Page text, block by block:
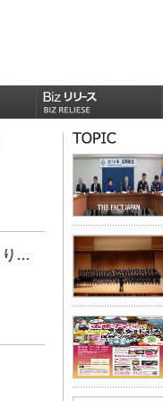
実力派俳優の豪華競演！「神との約束」TSUTAYA先行で11月2（土）よりレンタル開始！